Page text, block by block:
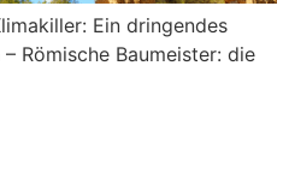
Ein dringendes
Römische Baumeister: die